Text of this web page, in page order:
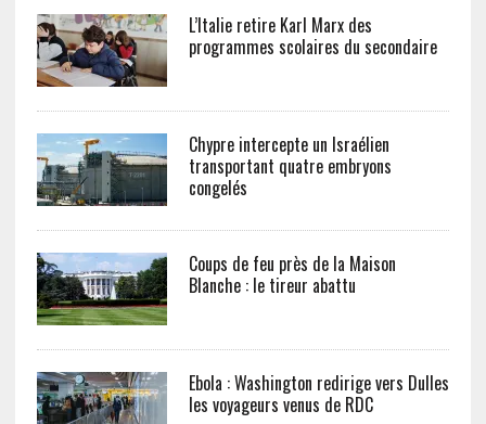
L’Italie retire Karl Marx des
programmes scolaires du secondaire
Chypre intercepte un Israélien
transportant quatre embryons
congelés
Coups de feu près de la Maison
Blanche : le tireur abattu
Ebola : Washington redirige vers Dulles
les voyageurs venus de RDC